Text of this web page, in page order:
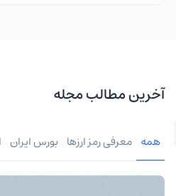
آخرین مطالب مجله
همه معرفی رمز ارزها بورس ایران